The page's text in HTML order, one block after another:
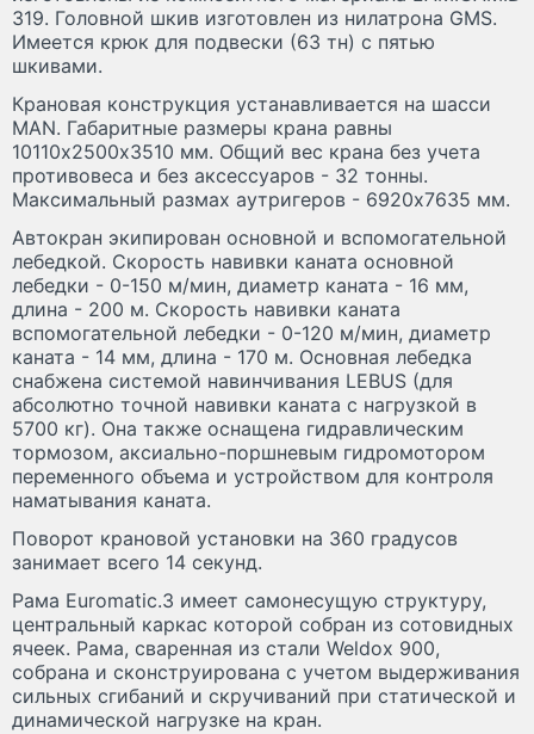
319. Головной шкив изготовлен из нилатрона GMS.
Имеется крюк для подвески (63 тн) с пятью
шкивами.
Крановая конструкция устанавливается на шасси
MAN. Габаритные размеры крана равны
10110х2500х3510 мм. Общий вес крана без учета
противовеса и без аксессуаров - 32 тонны.
Максимальный размах аутригеров - 6920х7635 мм.
Автокран экипирован основной и вспомогательной
лебедкой. Скорость навивки каната основной
лебедки - 0-150 м/мин, диаметр каната - 16 мм,
длина - 200 м. Скорость навивки каната
вспомогательной лебедки - 0-120 м/мин, диаметр
каната - 14 мм, длина - 170 м. Основная лебедка
снабжена системой навинчивания LEBUS (для
абсолютно точной навивки каната с нагрузкой в
5700 кг). Она также оснащена гидравлическим
тормозом, аксиально-поршневым гидромотором
переменного объема и устройством для контроля
наматывания каната.
Поворот крановой установки на 360 градусов
занимает всего 14 секунд.
Рама Euromatic.3 имеет самонесущую структуру,
центральный каркас которой собран из сотовидных
ячеек. Рама, сваренная из стали Weldox 900,
собрана и сконструирована с учетом выдерживания
сильных сгибаний и скручиваний при статической и
динамической нагрузке на кран.